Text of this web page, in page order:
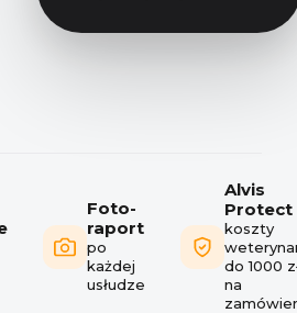
Foto-
raport
po
każdej
usłudze
Alvis
Protect
koszty
do 1000
na